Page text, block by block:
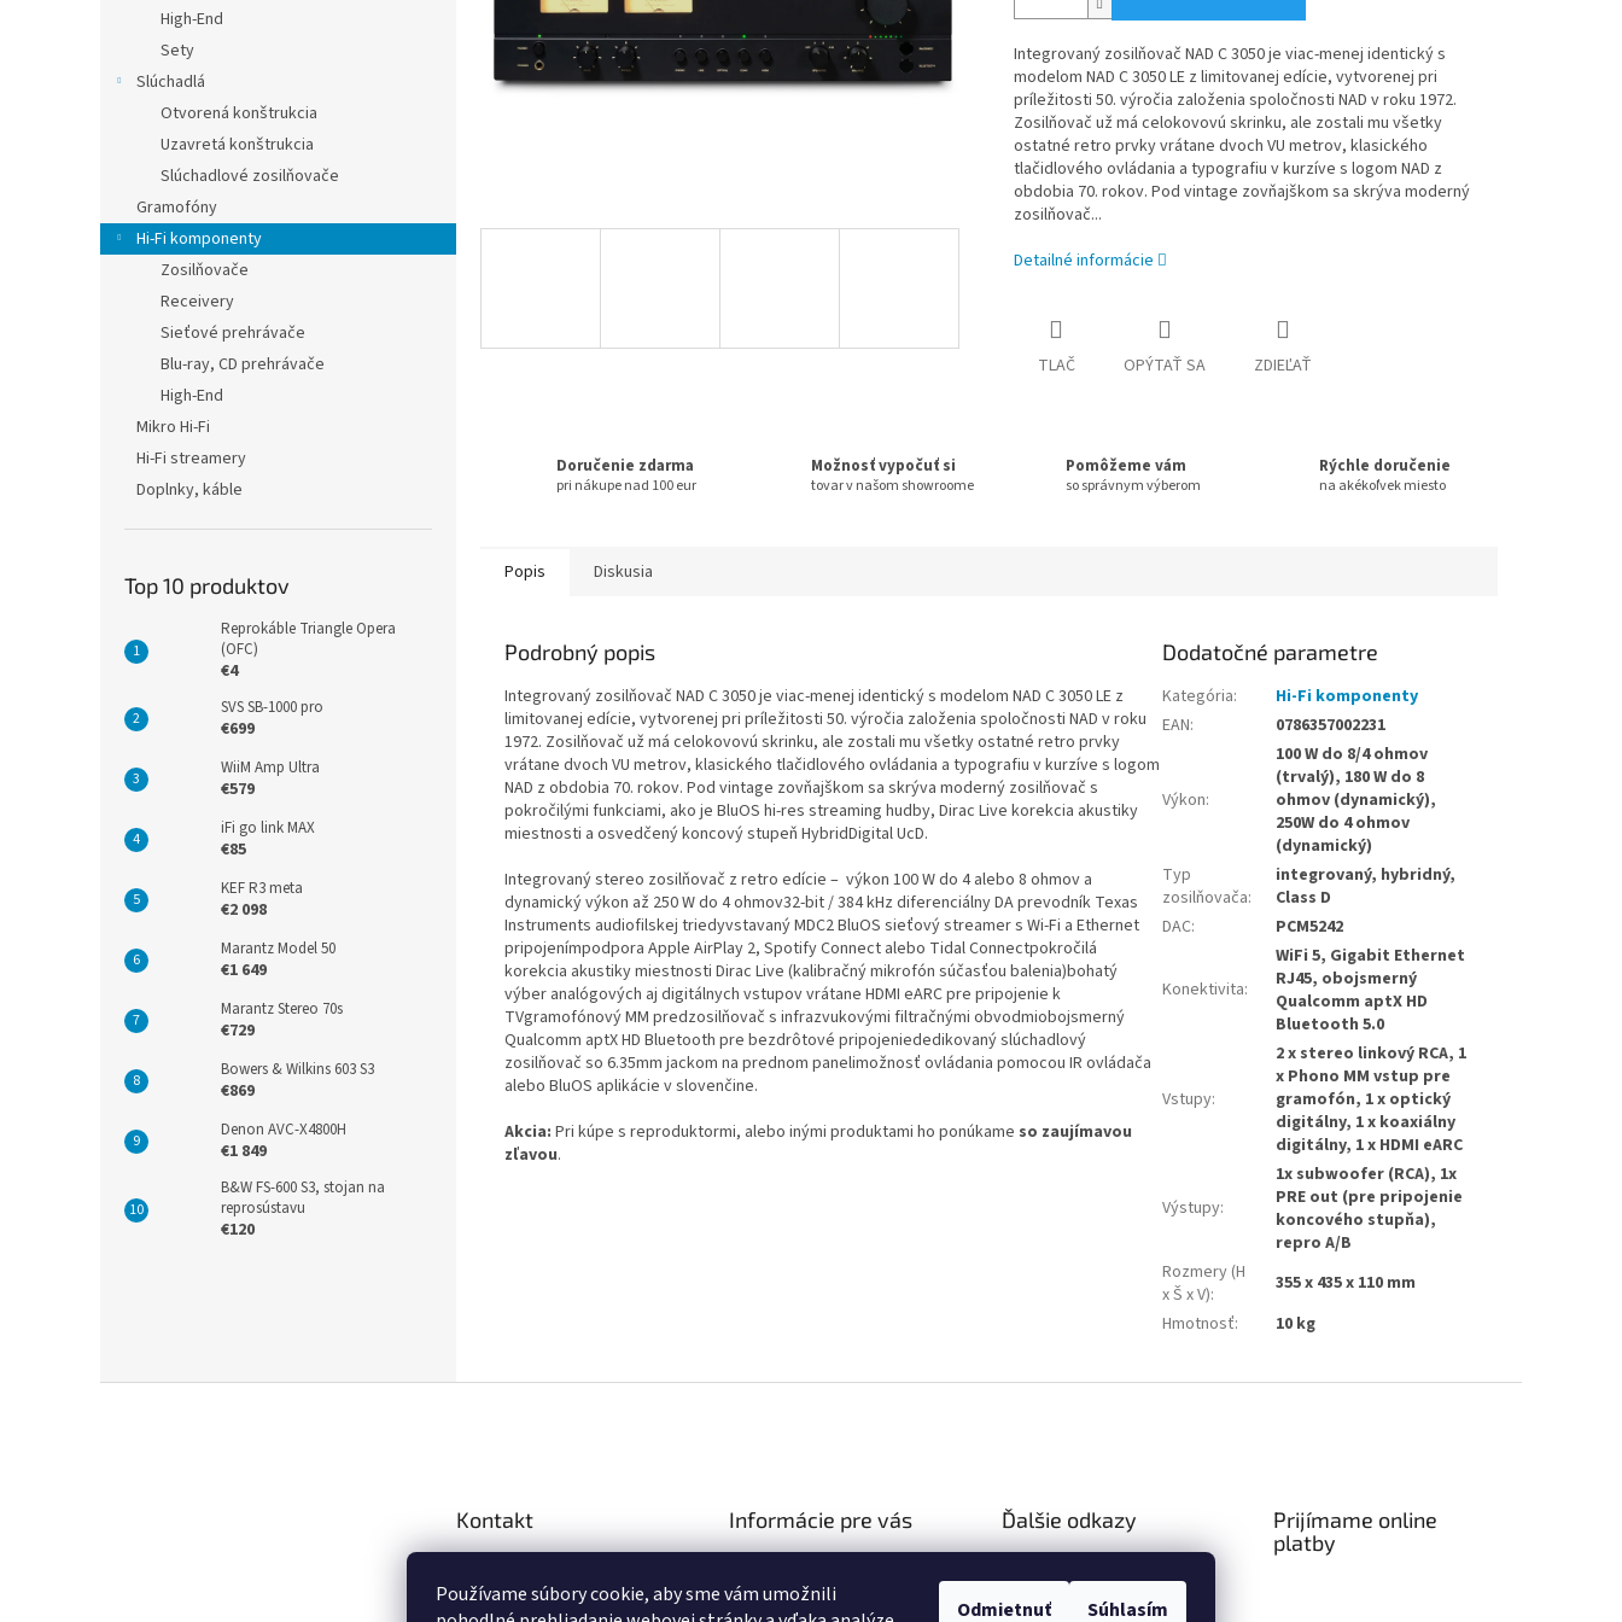
Používame súbory cookie, aby sme vám umožnili
Odmietnuť Súhlasím
High-End
Sety
Slúchadlá
Otvorená konštrukcia
Uzavretá konštrukcia
Slúchadlové zosilňovače
Gramofóny
Hi-Fi komponenty
Zosilňovače
Receivery
Sieťové prehrávače
Blu-ray, CD prehrávače
High-End
Mikro Hi-Fi
Hi-Fi streamery
Doplnky, káble
Top 10 produktov
Reprokáble Triangle Opera
(OFC)
€4
SVS SB-1000 pro
€699
WiiM Amp Ultra
€579
iFi go link MAX
€85
KEF R3 meta
€2 098
Marantz Model 50
€1 649
Marantz Stereo 70s
€729
Bowers & Wilkins 603 S3
€869
Denon AVC-X4800H
€1 849
B&W FS-600 S3, stojan na
reprosústavu
€120
Integrovaný zosilňovač NAD C 3050 je viac-menej identický s
modelom NAD C 3050 LE z limitovanej edície, vytvorenej pri
príležitosti 50. výročia založenia spoločnosti NAD v roku 1972.
Zosilňovač už má celokovovú skrinku, ale zostali mu všetky
ostatné retro prvky vrátane dvoch VU metrov, klasického
tlačidlového ovládania a typografiu v kurzíve s logom NAD z
obdobia 70. rokov. Pod vintage zovňajškom sa skrýva moderný
zosilňovač...
Detailné informácie
TLAČ OPÝTAŤ SA ZDIEĽAŤ
Doručenie zdarma
pri nákupe nad 100 eur
Možnosť vypočuť si
tovar v našom showroome
Pomôžeme vám
so správnym výberom
Rýchle doručenie
na akékoľvek miesto
Popis Diskusia
Podrobný popis
Integrovaný zosilňovač NAD C 3050 je viac-menej identický s modelom NAD C 3050 LE z
limitovanej edície, vytvorenej pri príležitosti 50. výročia založenia spoločnosti NAD v roku
1972. Zosilňovač už má celokovovú skrinku, ale zostali mu všetky ostatné retro prvky
vrátane dvoch VU metrov, klasického tlačidlového ovládania a typografiu v kurzíve s logom
NAD z obdobia 70. rokov. Pod vintage zovňajškom sa skrýva moderný zosilňovač s
pokročilými funkciami, ako je BluOS hi-res streaming hudby, Dirac Live korekcia akustiky
miestnosti a osvedčený koncový stupeň HybridDigital UcD.
Integrovaný stereo zosilňovač z retro edície – výkon 100 W do 4 alebo 8 ohmov a
dynamický výkon až 250 W do 4 ohmov32-bit / 384 kHz diferenciálny DA prevodník Texas
Instruments audiofilskej triedyvstavaný MDC2 BluOS sieťový streamer s Wi-Fi a Ethernet
pripojenímpodpora Apple AirPlay 2, Spotify Connect alebo Tidal Connectpokročilá
korekcia akustiky miestnosti Dirac Live (kalibračný mikrofón súčasťou balenia)bohatý
výber analógových aj digitálnych vstupov vrátane HDMI eARC pre pripojenie k
TVgramofónový MM predzosilňovač s infrazvukovými filtračnými obvodmiobojsmerný
Qualcomm aptX HD Bluetooth pre bezdrôtové pripojeniededikovaný slúchadlový
zosilňovač so 6.35mm jackom na prednom panelimožnosť ovládania pomocou IR ovládača
alebo BluOS aplikácie v slovenčine.
Akcia: Pri kúpe s reproduktormi, alebo inými produktami ho ponúkame so zaujímavou
zľavou.
Dodatočné parametre
Kategória:
Hi-Fi komponenty
EAN: 0786357002231
Výkon:
100 W do 8/4 ohmov
(trvalý), 180 W do 8
ohmov (dynamický),
250W do 4 ohmov
(dynamický)
Typ
zosilňovača:
integrovaný, hybridný,
Class D
DAC: PCM5242
Konektivita:
WiFi 5, Gigabit Ethernet
RJ45, obojsmerný
Qualcomm aptX HD
Bluetooth 5.0
Vstupy:
2 x stereo linkový RCA, 1
x Phono MM vstup pre
gramofón, 1 x optický
digitálny, 1 x koaxiálny
digitálny, 1 x HDMI eARC
Výstupy:
1x subwoofer (RCA), 1x
PRE out (pre pripojenie
koncového stupňa),
repro A/B
Rozmery (H
x Š x V):
355 x 435 x 110 mm
Hmotnosť: 10 kg
Kontakt
+421 903 106 751
Informácie pre vás
Obchodné podmienky
Ďalšie odkazy
Doprava a platba
Prijímame online
platby